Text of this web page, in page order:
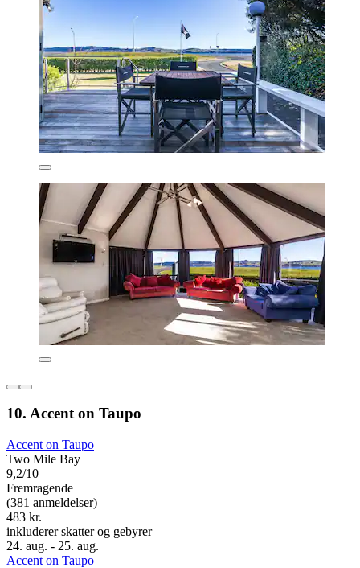
10. Accent on Taupo
Accent on Taupo
Two Mile Bay
9,2/10
Fremragende
(381 anmeldelser)
483 kr.
inkluderer skatter og gebyrer
24. aug. - 25. aug.
Accent on Taupo